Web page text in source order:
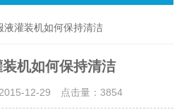
液灌装机如何保持清洁
装机如何保持清洁
12-29 点击量： 3854